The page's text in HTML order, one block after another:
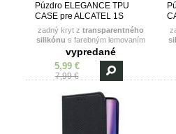
Púzdro ELEGANCE TPU
CASE pre ALCATEL 1S
(2020) - čierne
zadný kryt z transparentného
silikónu s farebným lemovaním
vypredané
5,99 €
7,99 €